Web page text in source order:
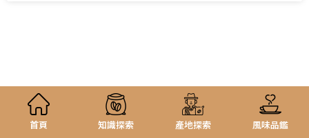
首頁 知識探索 產地探索 風味品鑑